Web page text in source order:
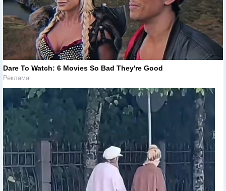
Dare To Watch: 6 Movies So Bad They're Good
Реклама